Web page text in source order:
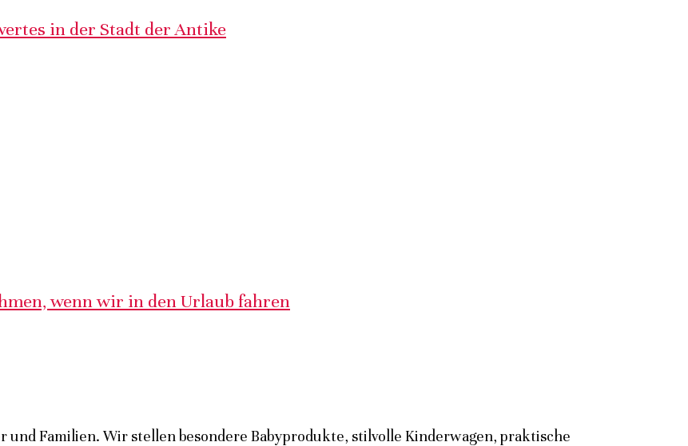
in der Stadt der Antike
wenn wir in den Urlaub fahren
Familien. Wir stellen besondere Babyprodukte, stilvolle Kinderwagen, praktische